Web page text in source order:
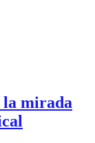
la mirada